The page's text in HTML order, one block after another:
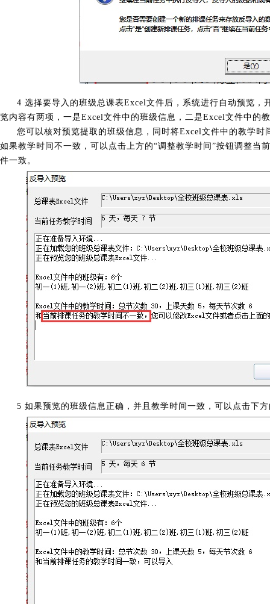
4 选择要导入的班级总课表Excel文件后，系统进行自动预览，
览内容有两项，一是Excel文件中的班级信息，二是Excel文件中的
您可以核对预览提取的班级信息，同时将Excel文件中的教学
如果教学时间不一致，可以点击上方的“调整教学时间”按钮调整当
件一致。
5 如果预览的班级信息正确，并且教学时间一致，可以点击下